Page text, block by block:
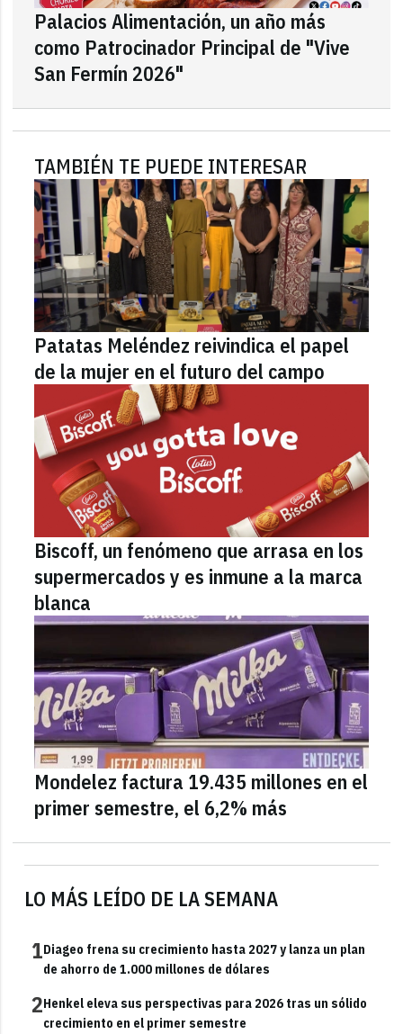
LO MÁS LEÍDO DE LA SEMANA
1Diageo frena su crecimiento hasta 2027 y lanza un plan
de ahorro de 1.000 millones de dólares
2Henkel eleva sus perspectivas para 2026 tras un sólido
crecimiento en el primer semestre
Palacios Alimentación, un año más
como Patrocinador Principal de "Vive
San Fermín 2026"
TAMBIÉN TE PUEDE INTERESAR
Patatas Meléndez reivindica el papel
de la mujer en el futuro del campo
Biscoff, un fenómeno que arrasa en los
supermercados y es inmune a la marca
blanca
Mondelez factura 19.435 millones en el
primer semestre, el 6,2% más